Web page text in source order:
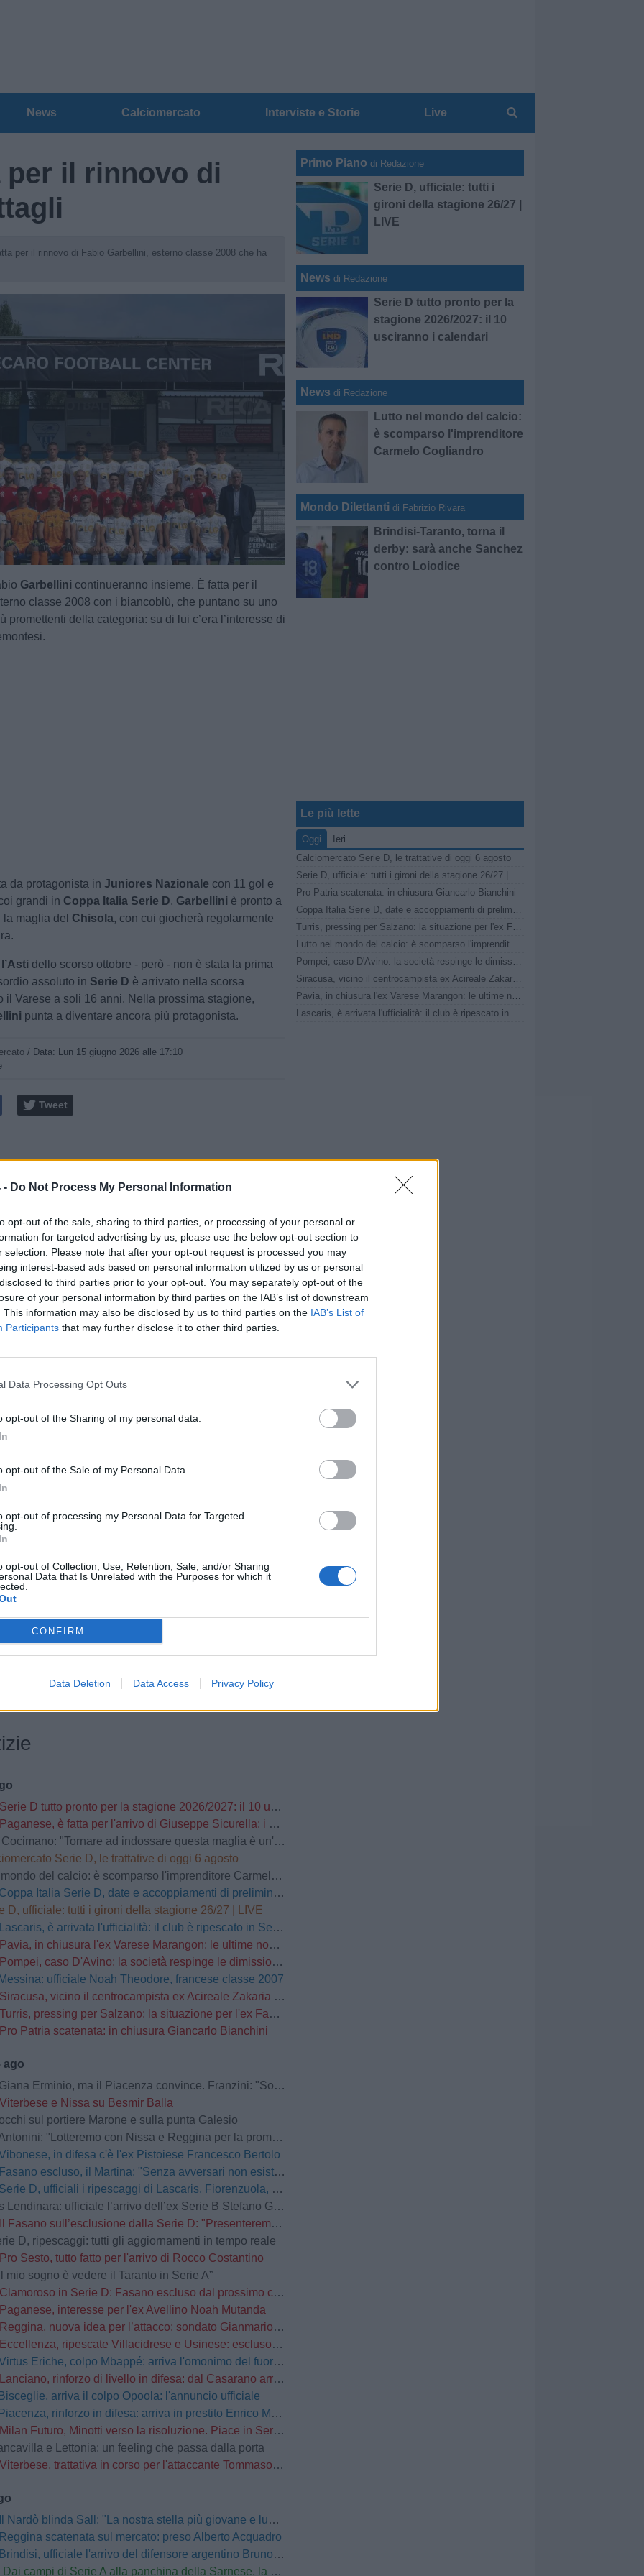
- Do Not Process My Personal Information
opt-out of the sale, sharing to third parties, or processing of your personal or
for targeted advertising by us, please use the below opt-out section to
selection. Please note that after your opt-out request is processed you may
interest-based ads based on personal information utilized by us or personal
to third parties prior to your opt-out. You may separately opt-out of the
of your personal information by third parties on the IAB’s list of downstream
This information may also be disclosed by us to third parties on the IAB’s List of
Participants that may further disclose it to other third parties.
Data Processing Opt Outs
opt-out of the Sharing of my personal data.
opt-out of the Sale of my Personal Data.
opt-out of processing my Personal Data for Targeted
opt-out of Collection, Use, Retention, Sale, and/or Sharing
Data that Is Unrelated with the Purposes for which it
CONFIRM
Data Deletion Data Access Privacy Policy
News Calciomercato Interviste e Storie Live
per il rinnovo di
per il rinnovo di Fabio Garbellini, esterno classe 2008 che ha
Garbellini continueranno insieme. È fatta per il
classe 2008 con i biancoblù, che puntano su uno
promettenti della categoria: su di lui c’era l’interesse di
da protagonista inJuniores Nazionale con 11 gol e
grandi in Coppa Italia Serie D, Garbellini è pronto a
maglia del Chisola, con cui giocherà regolarmente
l’Asti dello scorso ottobre - però - non è stata la prima
assoluto in Serie D è arrivato nella scorsa
il Varese a soli 16 anni. Nella prossima stagione,
punta a diventare ancora più protagonista.
/ Data: Lun 15 giugno 2026 alle 17:10
Tweet
- Calciomercato
Paganese, è
Sicurella: i
LIVE
Calciomercato
le ultime
francese classe 2007
ex
Zakaria
per Salzano: la
Pro Patria
in chiusura
Bianchini
ULTIM'ORA
Viterbese e
Marone e sulla
difesa c'è l'ex Pistoiese
Serie D tutto pronto per la stagione 2026/2027: il 10 usciranno i calendari
Paganese, è fatta per l'arrivo di Giuseppe Sicurella: i dettagli
"Tornare ad indossare questa maglia è un'emozione fortissima. Mi ha convinto la serietà della società"
Serie D, le trattative di oggi 6 agosto
del calcio: è scomparso l'imprenditore Carmelo Cogliandro
Coppa Italia Serie D, date e accoppiamenti di preliminari e primo turno
D, ufficiale: tutti i gironi della stagione 26/27 | LIVE
Lascaris, è arrivata l'ufficialità: il club è ripescato in Serie D
Pavia, in chiusura l'ex Varese Marangon: le ultime novità
Pompei, caso D'Avino: la società respinge le dimissioni del Direttore Generale
Messina: ufficiale Noah Theodore, francese classe 2007
Siracusa, vicino il centrocampista ex Acireale Zakaria Daqoune
Turris, pressing per Salzano: la situazione per l'ex Fasano
Pro Patria scatenata: in chiusura Giancarlo Bianchini
ago
Erminio, ma il Piacenza convince. Franzini: "Soddisfatto della prestazione"
Viterbese e Nissa su Besmir Balla
sul portiere Marone e sulla punta Galesio
"Lotteremo con Nissa e Reggina per la promozione"
in difesa c'è l'ex Pistoiese Francesco Bertolo
Fasano escluso, il Martina: "Senza avversari non esistono grandi storie"
Serie D, ufficiali i ripescaggi di Lascaris, Fiorenzuola, Castellanzese, Grassina, Derthona e Tropical Coriano
ufficiale l’arrivo dell’ex Serie B Stefano Giacomelli
Il Fasano sull’esclusione dalla Serie D: "Presenteremo ricorso d’urgenza”
D, ripescaggi: tutti gli aggiornamenti in tempo reale
Pro Sesto, tutto fatto per l'arrivo di Rocco Costantino
mio sogno è vedere il Taranto in Serie A”
Clamoroso in Serie D: Fasano escluso dal prossimo campionato
Paganese, interesse per l'ex Avellino Noah Mutanda
Reggina, nuova idea per l’attacco: sondato Gianmario Comi
Eccellenza, ripescate Villacidrese e Usinese: escluso l'Olbia
Eriche, colpo Mbappé: arriva l'omonimo del fuoriclasse del Real Madrid
Lanciano, rinforzo di livello in difesa: dal Casarano arriva Alessio Barone
Bisceglie, arriva il colpo Opoola: l'annuncio ufficiale
Piacenza, rinforzo in difesa: arriva in prestito Enrico Manzi dal Torino
Milan Futuro, Minotti verso la risoluzione. Piace in Serie C
e Lettonia: un feeling che passa dalla porta
Viterbese, trattativa in corso per l'attaccante Tommaso Busatto
Il Nardò blinda Sall: "La nostra stella più giovane e luminosa sarà pronta a tornare a brillare"
Reggina scatenata sul mercato: preso Alberto Acquadro
Brindisi, ufficiale l'arrivo del difensore argentino Bruno Paladini
Dai campi di Serie A alla panchina della Sarnese, la nuova vita di Schiattarella: "L'umiltà e il duro lavoro sono il mio credo"
Primo Piano di Redazione
Serie D, ufficiale: tutti i
gironi della stagione 26/27 |
LIVE
News di Redazione
Serie D tutto pronto per la
stagione 2026/2027: il 10
usciranno i calendari
News di Redazione
Lutto nel mondo del calcio:
è scomparso l'imprenditore
Carmelo Cogliandro
Mondo Dilettanti di Fabrizio Rivara
Brindisi-Taranto, torna il
derby: sarà anche Sanchez
contro Loiodice
Le più lette
Oggi
Ieri
Calciomercato Serie D, le trattative di oggi 6 agosto
Serie D, ufficiale: tutti i gironi della stagione 26/27 | LIVE
Pro Patria scatenata: in chiusura Giancarlo Bianchini
Coppa Italia Serie D, date e accoppiamenti di preliminari e primo turno
Turris, pressing per Salzano: la situazione per l'ex Fasano
Lutto nel mondo del calcio: è scomparso l'imprenditore Carmelo Cogliandro
Pompei, caso D'Avino: la società respinge le dimissioni del Direttore Generale
Siracusa, vicino il centrocampista ex Acireale Zakaria Daqoune
Pavia, in chiusura l'ex Varese Marangon: le ultime novità
Lascaris, è arrivata l'ufficialità: il club è ripescato in Serie D